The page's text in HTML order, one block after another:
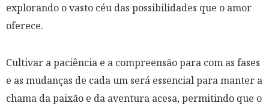
explorando o vasto céu das possibilidades que o amor
oferece.
Cultivar a paciência e a compreensão para com as fases
e as mudanças de cada um será essencial para manter a
chama da paixão e da aventura acesa, permitindo que o